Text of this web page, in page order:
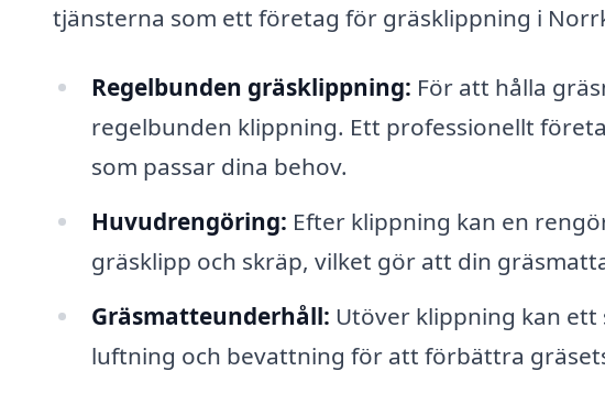
tjänsterna som ett företag för gräsklippning i
Regelbunden gräsklippning: För att hålla
regelbunden klippning. Ett professionellt
som passar dina behov.
Huvudrengöring: Efter klippning kan en
gräsklipp och skräp, vilket gör att din
Gräsmatteunderhåll: Utöver klippning kan
luftning och bevattning för att förbättra